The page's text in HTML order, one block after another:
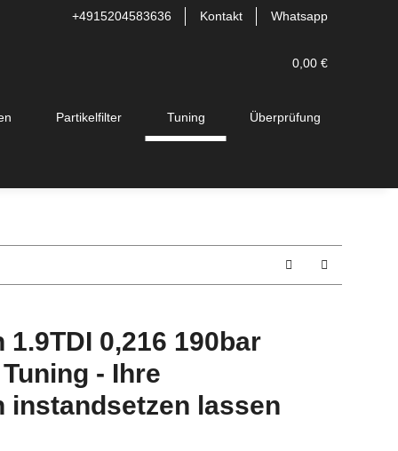
+4915204583636 Kontakt Whatsapp
0,00 €
Partikelfilter Tuning Überprüfung
0,216 190bar
- Ihre
instandsetzen lassen